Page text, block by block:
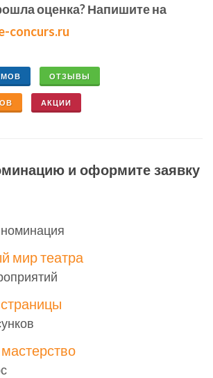
оценка? Напишите на
concurs.ru
ОТЗЫВЫ
АКЦИИ
и оформите заявку
мир театра